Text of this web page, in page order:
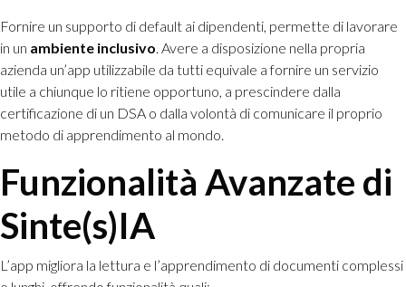
Fornire un supporto di default ai dipendenti, permette di lavorare
in un ambiente inclusivo . Avere a disposizione nella propria
azienda un’app utilizzabile da tutti equivale a fornire un servizio
utile a chiunque lo ritiene opportuno, a prescindere dalla
certificazione di un DSA o dalla volontà di comunicare il proprio
metodo di apprendimento al mondo.
Funzionalità Avanzate di
Sinte(s)IA
L’app migliora la lettura e l’apprendimento di documenti complessi